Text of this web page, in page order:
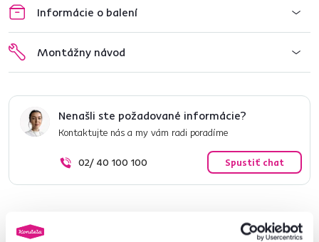
Informácie o balení
Montážny návod
Nenašli ste požadované informácie?
Kontaktujte nás a my vám radi poradíme
02/ 40 100 100 Spustiť chat
Podobné produkty